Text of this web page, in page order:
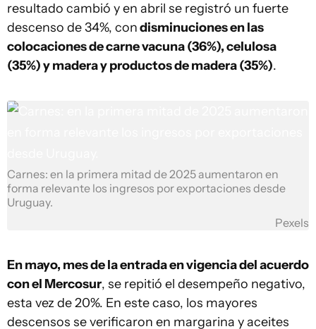
resultado cambió y en abril se registró un fuerte
descenso de 34%, condisminuciones en las
colocaciones de carne vacuna (36%), celulosa
(35%) y madera y productos de madera (35%).
Carnes: en la primera mitad de 2025 aumentaron en
forma relevante los ingresos por exportaciones desde
Uruguay.
Pexels
En mayo, mes de la entrada en vigencia del acuerdo
con el Mercosur, se repitió el desempeño negativo,
esta vez de 20%. En este caso, los mayores
descensos se verificaron en margarina y aceites